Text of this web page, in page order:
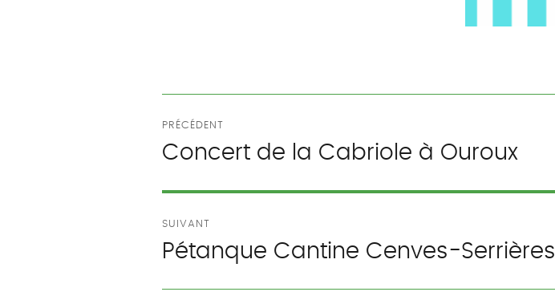
de
PRÉCÉDENT
Publication
Concert de la Cabriole à Ouroux
SUIVANT
Publication
Pétanque Cantine Cenves-Serrières